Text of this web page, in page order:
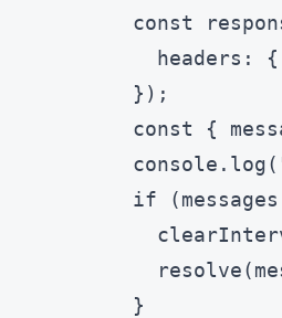
const
headers:
        });
const {
if
        }